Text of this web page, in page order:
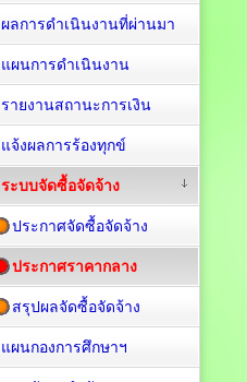
ผลการดำเนินงานที่ผ่านมา
แผนการดำเนินงาน
รายงานสถานะการเงิน
แจ้งผลการร้องทุกข์
ระบบจัดซื้อจัดจ้าง
ประกาศจัดซื้อจัดจ้าง
ประกาศราคากลาง
สรุปผลจัดซื้อจัดจ้าง
แผนกองการศึกษาฯ